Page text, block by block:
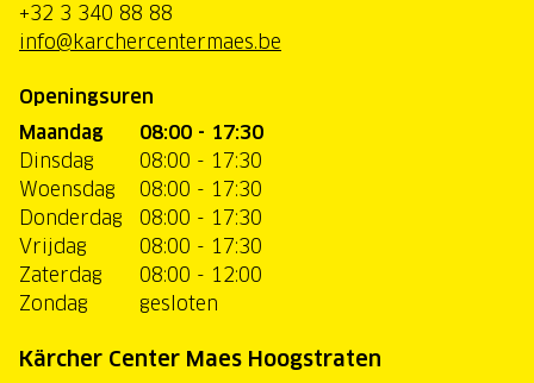
+32 3 340 88 88
info@karchercentermaes.be
Openingsuren
Maandag
08:00 - 17:30
Dinsdag
08:00 - 17:30
Woensdag
08:00 - 17:30
Donderdag
08:00 - 17:30
Vrijdag
08:00 - 17:30
Zaterdag
08:00 - 12:00
Zondag
gesloten
Kärcher Center Maes Hoogstraten